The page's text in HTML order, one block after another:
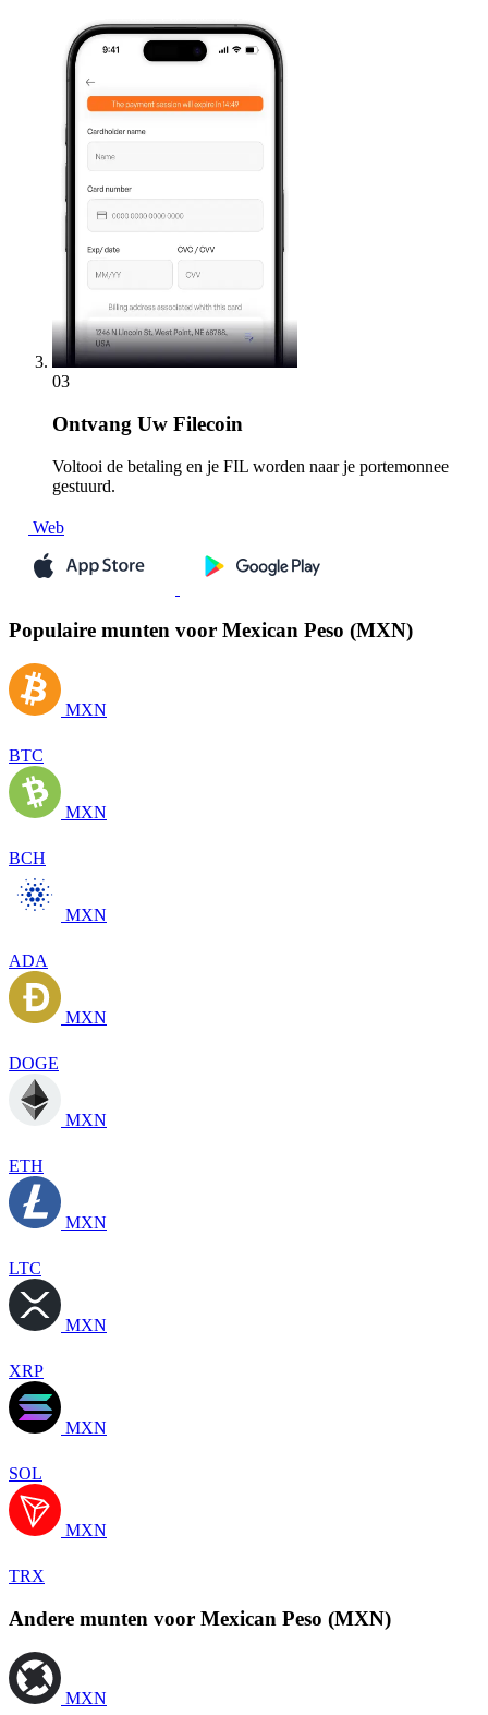
03
Ontvang Uw Filecoin
Voltooi de betaling en je FIL worden naar je portemonnee
gestuurd.
Web
Populaire munten voor Mexican Peso (MXN)
MXN
BTC
MXN
BCH
MXN
ADA
MXN
DOGE
MXN
ETH
MXN
LTC
MXN
XRP
MXN
SOL
MXN
TRX
Andere munten voor Mexican Peso (MXN)
MXN